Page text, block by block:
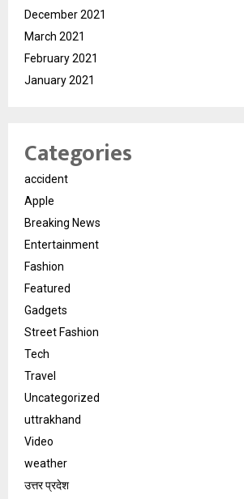
December 2021
March 2021
February 2021
January 2021
Categories
accident
Apple
Breaking News
Entertainment
Fashion
Featured
Gadgets
Street Fashion
Tech
Travel
Uncategorized
uttrakhand
Video
weather
उत्तर प्रदेश